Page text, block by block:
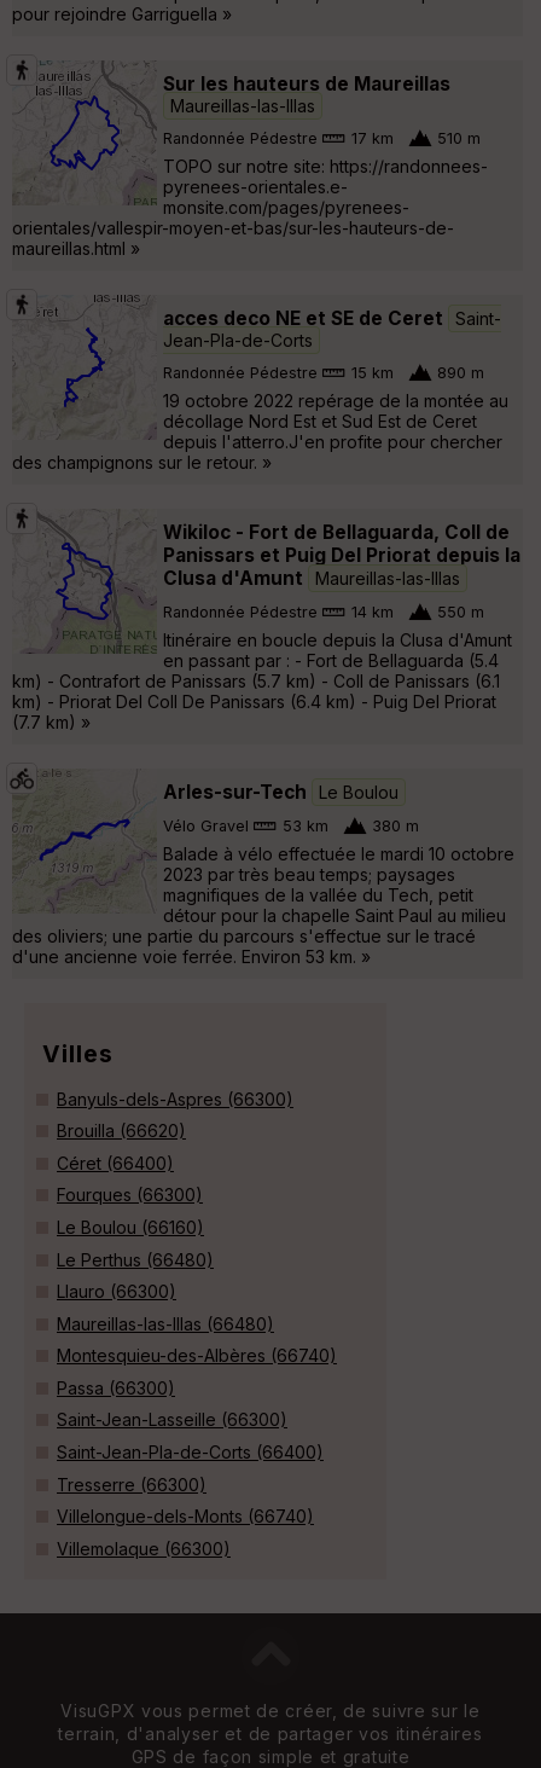
pour rejoindre Garriguella »
Sur les hauteurs de Maureillas
Maureillas-las-Illas
Randonnée Pédestre 17 km 510 m
TOPO sur notre site: https://randonnees-
pyrenees-orientales.e-
monsite.com/pages/pyrenees-
orientales/vallespir-moyen-et-bas/sur-les-hauteurs-de-
maureillas.html »
acces deco NE et SE de Ceret
Saint-
Jean-Pla-de-Corts
Randonnée Pédestre 15 km 890 m
19 octobre 2022 repérage de la montée au
décollage Nord Est et Sud Est de Ceret
depuis l'atterro.J'en profite pour chercher
des champignons sur le retour. »
Wikiloc - Fort de Bellaguarda, Coll de
Panissars et Puig Del Priorat depuis la
Clusa d'Amunt
Maureillas-las-Illas
Randonnée Pédestre 14 km 550 m
Itinéraire en boucle depuis la Clusa d'Amunt
en passant par : - Fort de Bellaguarda (5.4
km) - Contrafort de Panissars (5.7 km) - Coll de Panissars (6.1
km) - Priorat Del Coll De Panissars (6.4 km) - Puig Del Priorat
(7.7 km) »
Arles-sur-Tech Le Boulou
Vélo Gravel 53 km 380 m
Balade à vélo effectuée le mardi 10 octobre
2023 par très beau temps; paysages
magnifiques de la vallée du Tech, petit
détour pour la chapelle Saint Paul au milieu
des oliviers; une partie du parcours s'effectue sur le tracé
d'une ancienne voie ferrée. Environ 53 km. »
Villes
Banyuls-dels-Aspres (66300)
Brouilla (66620)
Céret (66400)
Fourques (66300)
Le Boulou (66160)
Le Perthus (66480)
Llauro (66300)
Maureillas-las-Illas (66480)
Montesquieu-des-Albères (66740)
Passa (66300)
Saint-Jean-Lasseille (66300)
Saint-Jean-Pla-de-Corts (66400)
Tresserre (66300)
Villelongue-dels-Monts (66740)
Villemolaque (66300)
VisuGPX vous permet de créer, de suivre sur le
terrain, d'analyser et de partager vos itinéraires
GPS de façon simple et gratuite